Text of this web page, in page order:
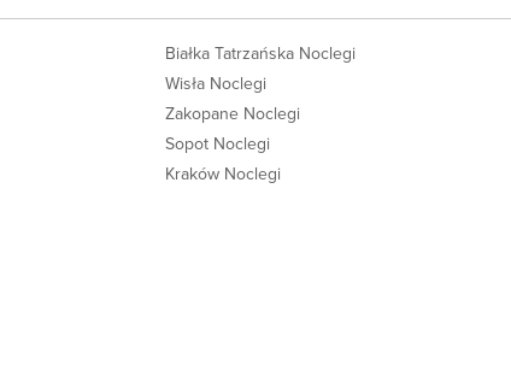
Białka Tatrzańska Noclegi
Wisła Noclegi
Zakopane Noclegi
Sopot Noclegi
Kraków Noclegi